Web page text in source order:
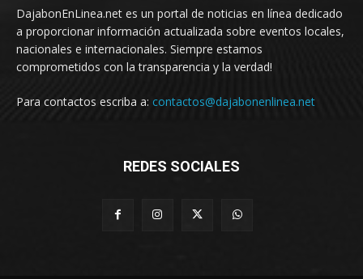
DajabonEnLinea.net es un portal de noticias en línea dedicado
a proporcionar información actualizada sobre eventos locales,
nacionales e internacionales. Siempre estamos
comprometidos con la transparencia y la verdad!
Para contactos escriba a: contactos@dajabonenlinea.net
REDES SOCIALES